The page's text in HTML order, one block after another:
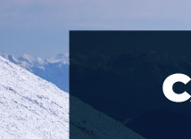
Viernes 7 de 2026